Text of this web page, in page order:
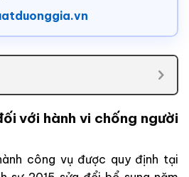
với hành vi chống người
công vụ được quy định tại